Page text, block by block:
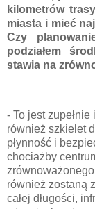
kilometrów
miasta i mieć
Czy
podziałem
stawia na
- To jest
również szkielet
płynność i
chociażby
również zostaną
całej długości,